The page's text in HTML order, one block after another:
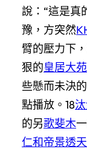
說：“這是真
豫，方突然
臂的壓力下
狠的皇居大
些懸而未決
點播放。18
的另歌斐木
仁和帝景透